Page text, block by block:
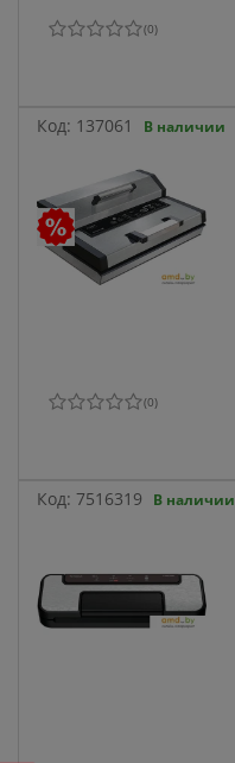
(0)
Код: 137061 В наличии
(0)
Код: 7516319 В наличии